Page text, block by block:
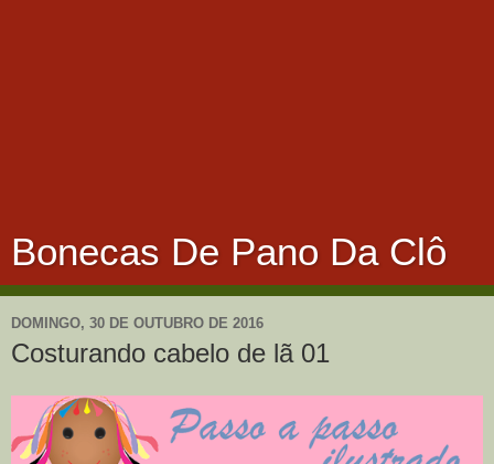
Bonecas De Pano Da Clô
DOMINGO, 30 DE OUTUBRO DE 2016
Costurando cabelo de lã 01